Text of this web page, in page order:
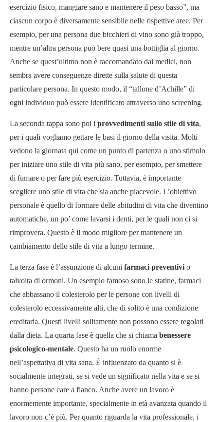
esercizio fisico, mangiare sano e mantenere il peso basso”, ma
ciascun corpo è diversamente sensibile nelle rispettive aree. Per
esempio, per una persona due bicchieri di vino sono già troppo,
mentre un’altra persona può bere quasi una bottiglia al giorno.
Anche se quest’ultimo non è raccomandato dai medici, non
sembra avere conseguenze dirette sulla salute di questa
particolare persona. In questo modo, il “tallone d’Achille” di
ogni individuo può essere identificato attraverso uno screening.
La seconda tappa sono poi i provvedimenti sullo stile di vita,
per i quali vogliamo gettare le basi il giorno della visita. Molti
vedono la giornata qui come un punto di partenza o uno stimolo
per iniziare uno stile di vita più sano, per esempio, per smettere
di fumare o per fare più esercizio. Tuttavia, è importante
scegliere uno stile di vita che sia anche piacevole. L’obiettivo
personale è quello di formare delle abitudini di vita che diventino
automatiche, un po’ come lavarsi i denti, per le quali non ci si
rimprovera. Questo è il modo migliore per mantenere un
cambiamento dello stile di vita a lungo termine.
La terza fase è l’assunzione di alcuni farmaci preventivi o
talvolta di ormoni. Un esempio famoso sono le statine, farmaci
che abbassano il colesterolo per le persone con livelli di
colesterolo eccessivamente alti, che di solito è una condizione
ereditaria. Questi livelli solitamente non possono essere regolati
dalla dieta. La quarta fase è quella che si chiama benessere
psicologico-mentale. Questo ha un ruolo enorme
nell’aspettativa di vita sana. È influenzato da quanto si è
socialmente integrati, se si vede un significato nella vita e se si
hanno persone care a fianco. Anche avere un lavoro è
enormemente importante, specialmente in età avanzata quando il
lavoro non c’è più. Per quanto riguarda la vita professionale, i